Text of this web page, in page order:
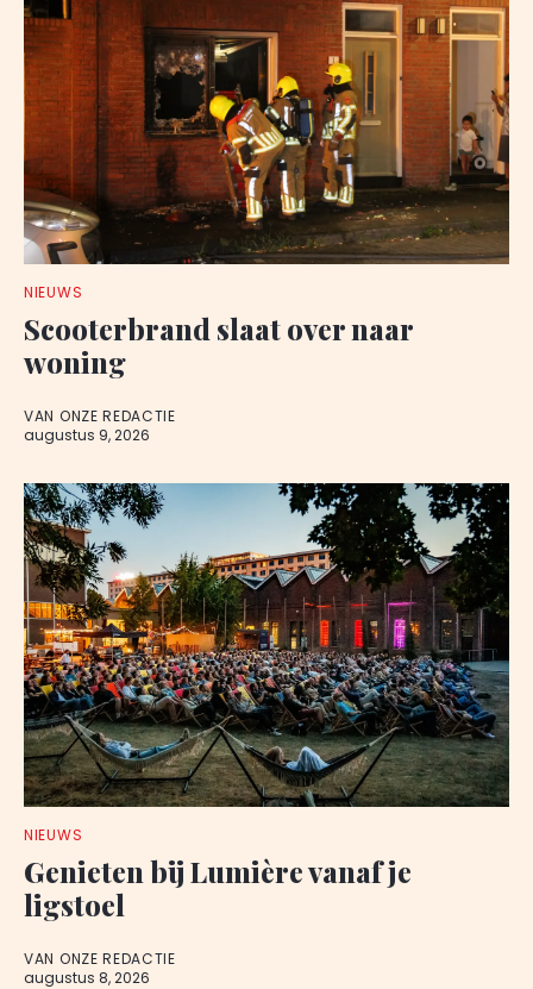
NIEUWS
Scooterbrand slaat over naar
woning
VAN ONZE REDACTIE
augustus 9, 2026
NIEUWS
Genieten bij Lumière vanaf je
ligstoel
VAN ONZE REDACTIE
augustus 8, 2026